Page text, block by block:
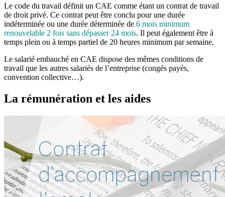
Le code du travail définit un CAE comme étant un contrat de travail
de droit privé. Ce contrat peut être conclu pour une durée
indéterminée ou une durée déterminée de 6 mois minimum
renouvelable 2 fois sans dépasser 24 mois. Il peut également être à
temps plein ou à temps partiel de 20 heures minimum par semaine.
Le salarié embauché en CAE dispose des mêmes conditions de
travail que les autres salariés de l’entreprise (congés payés,
convention collective…).
La rémunération et les aides